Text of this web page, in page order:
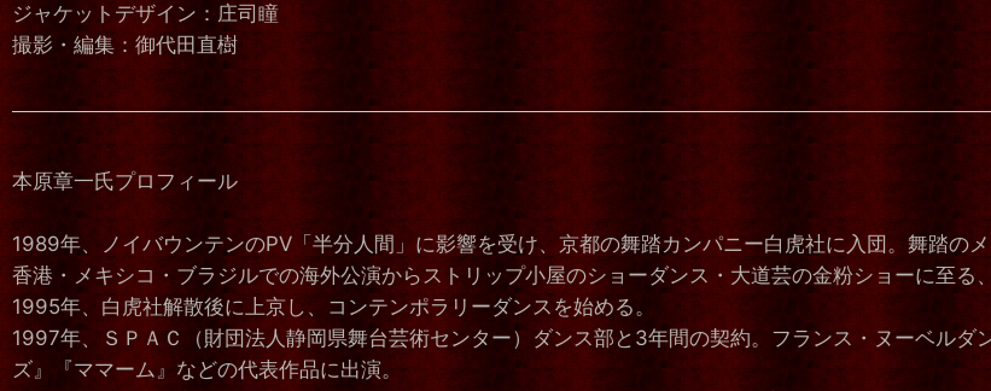
ジャケットデザイン：庄司瞳
撮影・編集：御代田直樹
本原章一氏プロフィール
1989年、ノイバウンテンのPV「半分人間」に影響を受け、京都の舞踏カンパニー白虎社に入団。舞踏のメ
香港・メキシコ・ブラジルでの海外公演からストリップ小屋のショーダンス・大道芸の金粉ショーに至る
1995年、白虎社解散後に上京し、コンテンポラリーダンスを始める。
1997年、ＳＰＡＣ（財団法人静岡県舞台芸術センター）ダンス部と3年間の契約。フランス・ヌーベル
ズ』『ママーム』などの代表作品に出演。